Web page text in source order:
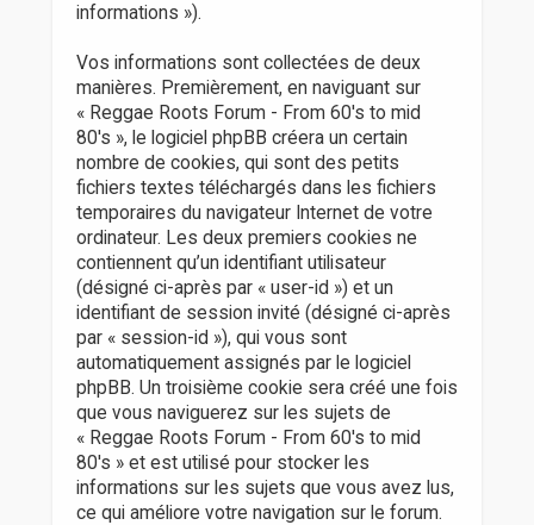
informations »).
Vos informations sont collectées de deux
manières. Premièrement, en naviguant sur
« Reggae Roots Forum - From 60's to mid
80's », le logiciel phpBB créera un certain
nombre de cookies, qui sont des petits
fichiers textes téléchargés dans les fichiers
temporaires du navigateur Internet de votre
ordinateur. Les deux premiers cookies ne
contiennent qu’un identifiant utilisateur
(désigné ci-après par « user-id ») et un
identifiant de session invité (désigné ci-après
par « session-id »), qui vous sont
automatiquement assignés par le logiciel
phpBB. Un troisième cookie sera créé une fois
que vous naviguerez sur les sujets de
« Reggae Roots Forum - From 60's to mid
80's » et est utilisé pour stocker les
informations sur les sujets que vous avez lus,
ce qui améliore votre navigation sur le forum.